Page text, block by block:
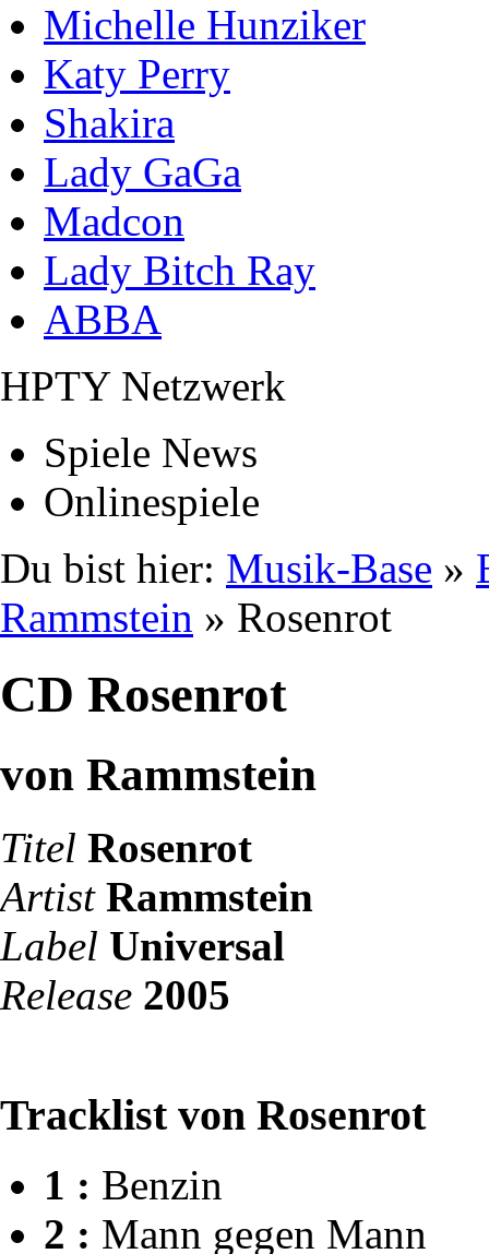
Michelle Hunziker
Katy Perry
Shakira
Lady GaGa
Madcon
Lady Bitch Ray
ABBA
HPTY Netzwerk
Spiele News
Onlinespiele
Du bist hier: Musik-Base »
Rammstein » Rosenrot
CD Rosenrot
von Rammstein
Titel Rosenrot
Artist Rammstein
Label Universal
Release 2005
Tracklist von Rosenrot
1 : Benzin
2 : Mann gegen Mann